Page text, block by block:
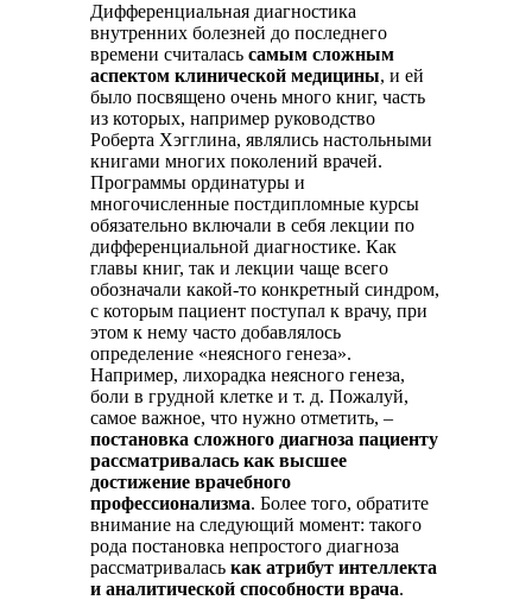
Дифференциальная диагностика
внутренних болезней до последнего
времени считаласьсамым сложным
аспектом клинической медицины, и ей
было посвящено очень много книг, часть
из которых, например руководство
Роберта Хэгглина, являлись настольными
книгами многих поколений врачей.
Программы ординатуры и
многочисленные постдипломные курсы
обязательно включали в себя лекции по
дифференциальной диагностике. Как
главы книг, так и лекции чаще всего
обозначали какой-то конкретный синдром,
с которым пациент поступал к врачу, при
этом к нему часто добавлялось
определение «неясного генеза».
Например, лихорадка неясного генеза,
боли в грудной клетке и т. д. Пожалуй,
самое важное, что нужно отметить, –
постановка сложного диагноза пациенту
рассматривалась как высшее
достижение врачебного
профессионализма. Более того, обратите
внимание на следующий момент: такого
рода постановка непростого диагноза
рассматриваласькак атрибут интеллекта
и аналитической способности врача.